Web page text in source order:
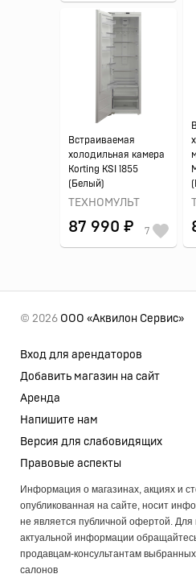
Встраиваемая
холодильная камера
Korting KSI 1855
(Белый)
ТЕХНОМУЛЬТ
87 990 ₽ 7
© 2026 ООО «Аквилон Сервис»
Вход для арендаторов
Добавить магазин на сайт
Аренда
Напишите нам
Версия для слабовидящих
Правовые аспекты
Информация о магазинах, акциях и
опубликованная на сайте, носит
не является публичной офертой.
актуальной информации
продавцам-консультантам
салонов